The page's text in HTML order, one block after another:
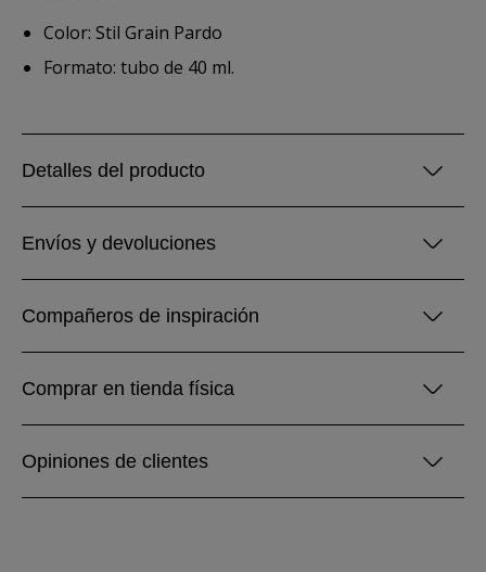
Color: Stil Grain Pardo
Formato: tubo de 40 ml.
Detalles del producto
Envíos y devoluciones
Compañeros de inspiración
Comprar en tienda física
Opiniones de clientes